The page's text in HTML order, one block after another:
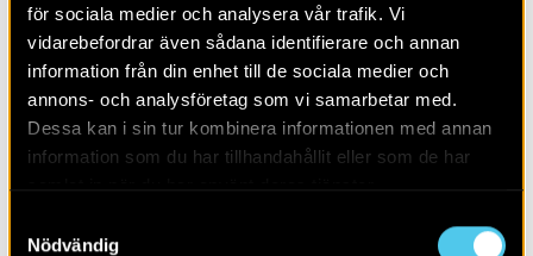
för sociala medier och analysera vår trafik. Vi
vidarebefordrar även sådana identifierare och annan
information från din enhet till de sociala medier och
annons- och analysföretag som vi samarbetar med.
Dessa kan i sin tur kombinera informationen med annan
information som du har tillhandahållit eller som de har
Nödvändig
Under jorden i Göteborg – Göteborgs
historia för skolor